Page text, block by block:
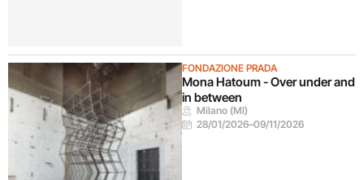
FONDAZIONE PRADA
Mona Hatoum - Over under and
in between
Milano (MI)
28/01/2026–09/11/2026